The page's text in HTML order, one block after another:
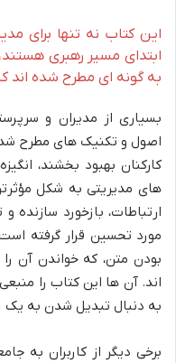
این کتاب نه تنها برای
ابتدای مسیر رهبری
به گونه ای مطرح شده اند
بسیاری از مدیران و
اصول و تکنیک های مطرح شده
کارکنان بهبود بخشند،
های مدیریتی به شکل
ارتباطات، بازخورد
مورد تحسین قرار گرفته
بودن متن، که خواندن آن
اند. آن ها این کتاب را
به دنبال تبدیل شدن به یک
برخی دیگر از کاربران به